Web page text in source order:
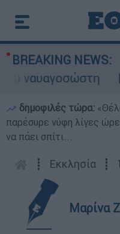
BREAKING NEWS:
δημοφιλές τώρα:
παρέσυρε νύφη λίγες
να πάει σπίτι...
┋ Εκκλησία ┋
Μαρίνα